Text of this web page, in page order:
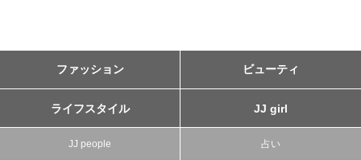
ファッション ビューティ
ライフスタイル JJ girl
JJ people 占い